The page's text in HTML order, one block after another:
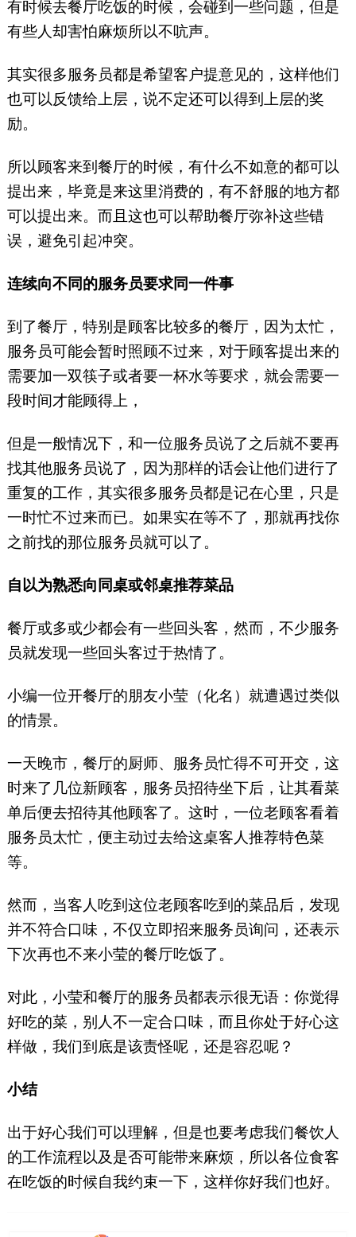
有时候去餐厅吃饭的时候，会碰到一些问题，但是
有些人却害怕麻烦所以不吭声。
其实很多服务员都是希望客户提意见的，这样他们
也可以反馈给上层，说不定还可以得到上层的奖
励。
所以顾客来到餐厅的时候，有什么不如意的都可以
提出来，毕竟是来这里消费的，有不舒服的地方都
可以提出来。而且这也可以帮助餐厅弥补这些错
误，避免引起冲突。
连续向不同的服务员要求同一件事
到了餐厅，特别是顾客比较多的餐厅，因为太忙，
服务员可能会暂时照顾不过来，对于顾客提出来的
需要加一双筷子或者要一杯水等要求，就会需要一
段时间才能顾得上，
但是一般情况下，和一位服务员说了之后就不要再
找其他服务员说了，因为那样的话会让他们进行了
重复的工作，其实很多服务员都是记在心里，只是
一时忙不过来而已。如果实在等不了，那就再找你
之前找的那位服务员就可以了。
自以为熟悉向同桌或邻桌推荐菜品
餐厅或多或少都会有一些回头客，然而，不少服务
员就发现一些回头客过于热情了。
小编一位开餐厅的朋友小莹（化名）就遭遇过类似
的情景。
一天晚市，餐厅的厨师、服务员忙得不可开交，这
时来了几位新顾客，服务员招待坐下后，让其看菜
单后便去招待其他顾客了。这时，一位老顾客看着
服务员太忙，便主动过去给这桌客人推荐特色菜
等。
然而，当客人吃到这位老顾客吃到的菜品后，发现
并不符合口味，不仅立即招来服务员询问，还表示
下次再也不来小莹的餐厅吃饭了。
对此，小莹和餐厅的服务员都表示很无语：你觉得
好吃的菜，别人不一定合口味，而且你处于好心这
样做，我们到底是该责怪呢，还是容忍呢？
小结
出于好心我们可以理解，但是也要考虑我们餐饮人
的工作流程以及是否可能带来麻烦，所以各位食客
在吃饭的时候自我约束一下，这样你好我们也好。